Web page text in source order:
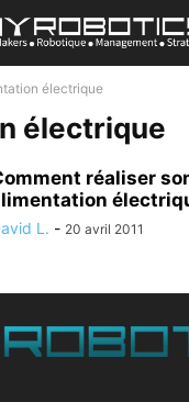
électrique
électrique
réaliser
L. - 20 avril 2011